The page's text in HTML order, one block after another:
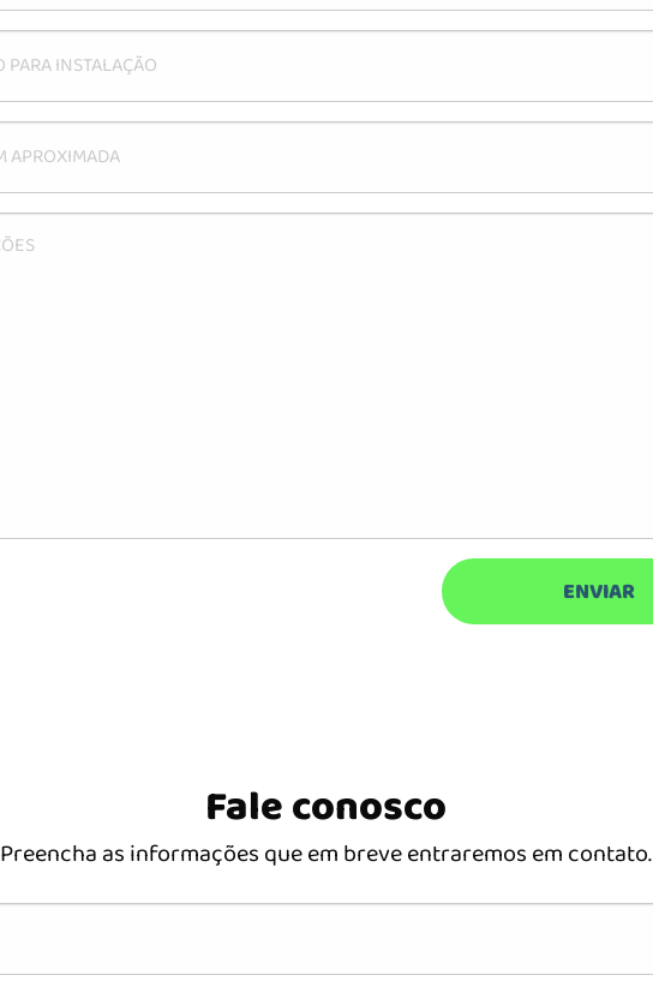
Fale conosco
Preencha as informações que em breve entraremos em contato.